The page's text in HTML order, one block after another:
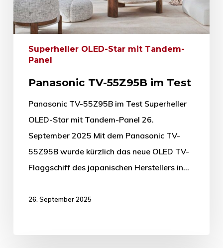
Superheller OLED-Star mit Tandem-
Panel
Panasonic TV-55Z95B im Test
Panasonic TV-55Z95B im Test Superheller
OLED-Star mit Tandem-Panel 26.
September 2025 Mit dem Panasonic TV-
55Z95B wurde kürzlich das neue OLED TV-
Flaggschiff des japanischen Herstellers in…
26. September 2025